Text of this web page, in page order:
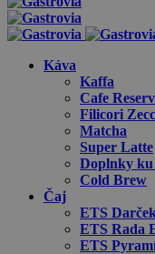
Káva
Kaffa
Cafe
Filicori
Matcha
Super Latte
Doplnky ku
Cold Brew
Čaj
ETS
ETS Rada
ETS